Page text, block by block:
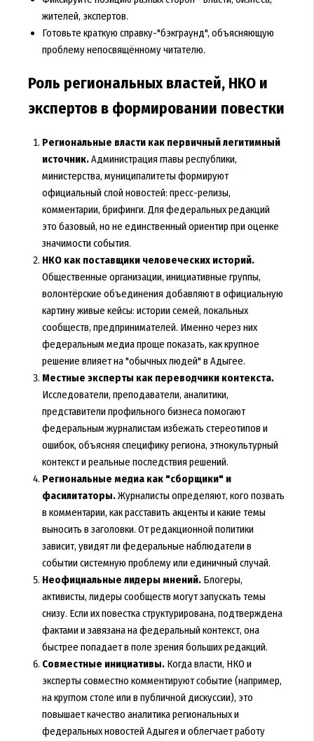
жителей, экспертов.
Готовьте краткую справку-"бэкграунд", объясняющую
проблему непосвящённому читателю.
Роль региональных властей, НКО и
экспертов в формировании повестки
Региональные власти как первичный легитимный
источник.Администрация главы республики,
министерства, муниципалитеты формируют
официальный слой новостей: пресс-релизы,
комментарии, брифинги. Для федеральных редакций
это базовый, но не единственный ориентир при оценке
значимости события.
НКО как поставщики человеческих историй.
Общественные организации, инициативные группы,
волонтёрские объединения добавляют в официальную
картину живые кейсы: истории семей, локальных
сообществ, предпринимателей. Именно через них
федеральным медиа проще показать, как крупное
решение влияет на "обычных людей" в Адыгее.
Местные эксперты как переводчики контекста.
Исследователи, преподаватели, аналитики,
представители профильного бизнеса помогают
федеральным журналистам избежать стереотипов и
ошибок, объясняя специфику региона, этнокультурный
контекст и реальные последствия решений.
Региональные медиа как "сборщики" и
фасилитаторы.Журналисты определяют, кого позвать
в комментарии, как расставить акценты и какие темы
выносить в заголовки. От редакционной политики
зависит, увидят ли федеральные наблюдатели в
событии системную проблему или единичный случай.
Неофициальные лидеры мнений.Блогеры,
активисты, лидеры сообществ могут запускать темы
снизу. Если их повестка структурирована, подтверждена
фактами и завязана на федеральный контекст, она
быстрее попадает в поле зрения больших редакций.
Совместные инициативы.Когда власти, НКО и
эксперты совместно комментируют событие (например,
на круглом столе или в публичной дискуссии), это
повышает качество аналитика региональных и
федеральных новостей Адыгея и облегчает работу